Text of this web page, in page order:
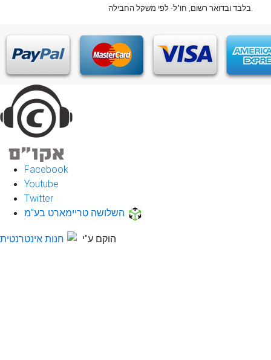
בלבדובדואר רשום , חו"ל- לפי משקל החבילה.
Facebook
Youtube
Twitter
השלושה טריימארט בע"מ
הוקם ע"י חנות אינטרנטית